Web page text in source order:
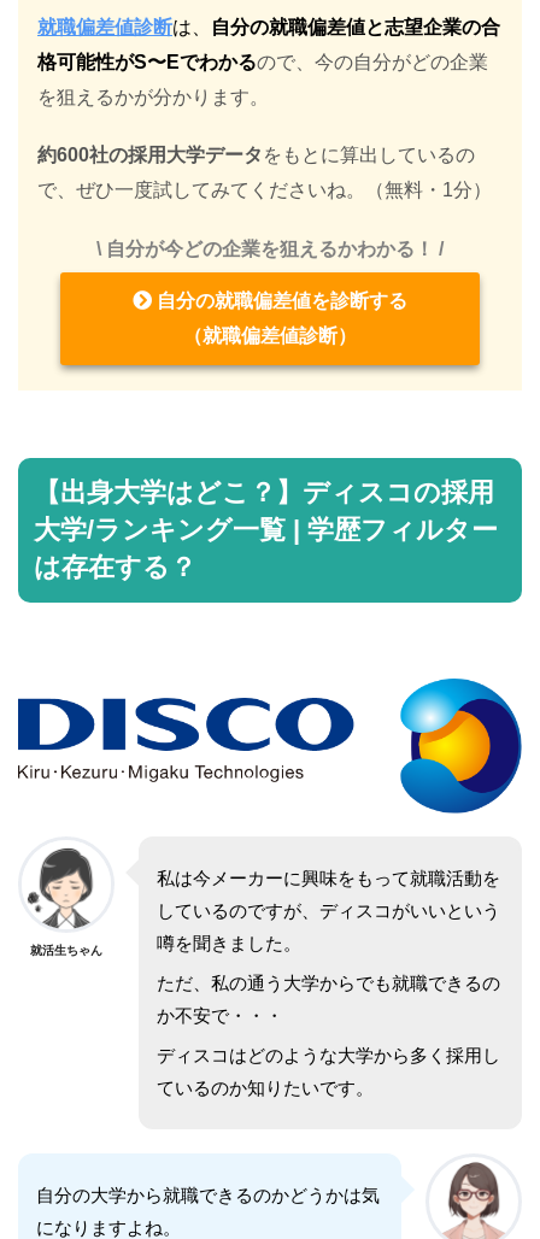
就職偏差値診断は、
自分の就職偏差値と志望企業の合
格可能性がS〜Eでわかるので、今の自分がどの企業
を狙えるかが分かります。
約600社の採用大学データ をもとに算出しているの
で、ぜひ一度試してみてくださいね。（無料・1分）
\ 自分が今どの企業を狙えるかわかる！ /
自分の就職偏差値を診断する
（就職偏差値診断）
【出身大学はどこ？】ディスコの採用
大学/ランキング一覧 | 学歴フィルター
は存在する？
就活生ちゃん
私は今メーカーに興味をもって就職活動を
しているのですが、ディスコがいいという
噂を聞きました。
ただ、私の通う大学からでも就職できるの
か不安で・・・
ディスコはどのような大学から多く採用し
ているのか知りたいです。
自分の大学から就職できるのかどうかは気
になりますよね。